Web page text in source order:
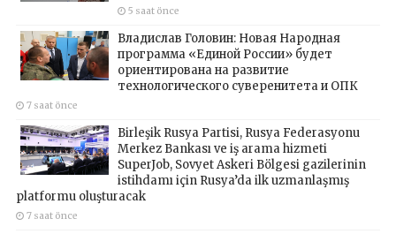
5 saat önce
Владислав Головин: Новая Народная
программа «Единой России» будет
ориентирована на развитие
технологического суверенитета и ОПК
7 saat önce
Birleşik Rusya Partisi, Rusya Federasyonu
Merkez Bankası ve iş arama hizmeti
SuperJob, Sovyet Askeri Bölgesi gazilerinin
istihdamı için Rusya’da ilk uzmanlaşmış
platformu oluşturacak
7 saat önce